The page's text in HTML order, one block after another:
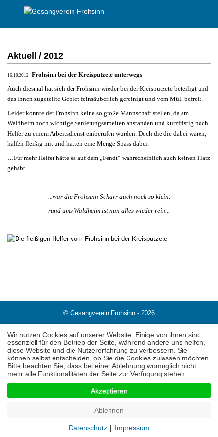
Aktuell / 2012
16.10.2012 Frohsinn bei der Kreisputzete unterwegs
Auch diesmal hat sich der Frohsinn wieder bei der Kreisputzete beteiligt und
das ihnen zugeteilte Gebiet feinsäuberlich gereinigt und vom Müll befreit.
Leider konnte der Frohsinn keine so große Mannschaft stellen, da am
Waldheim noch wichtige Sanierungsarbeiten anstanden und kurzfristig noch
Helfer zu einem Arbeitsdienst einberufen wurden. Doch die die dabei waren,
halfen fleißig mit und hatten eine Menge Spass dabei.
…Für mehr Helfer hätte es auf dem „Fendt“ wahrscheinlich auch keinen Platz
gehabt…
...war die Frohsinn Scharr auch noch so klein,
rund ums Waldheim ist nun alles wieder rein...
© Gesangverein Frohsinn - 2026
Startseite Kontakt Impressum Datenschutz
Nach oben
Wir nutzen Cookies auf unserer Website. Einige von ihnen sind
essenziell für den Betrieb der Seite, während andere uns helfen,
diese Website und die Nutzererfahrung zu verbessern. Sie
können selbst entscheiden, ob Sie die Cookies zulassen möchten.
Bitte beachten Sie, dass bei einer Ablehnung womöglich nicht
mehr alle Funktionalitäten der Seite zur Verfügung stehen.
Akzeptieren
Ablehnen
Datenschutz | Impressum